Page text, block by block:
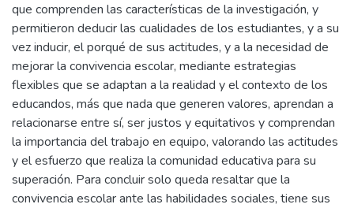
que comprenden las características de la investigación, y
permitieron deducir las cualidades de los estudiantes, y a su
vez inducir, el porqué de sus actitudes, y a la necesidad de
mejorar la convivencia escolar, mediante estrategias
flexibles que se adaptan a la realidad y el contexto de los
educandos, más que nada que generen valores, aprendan a
relacionarse entre sí, ser justos y equitativos y comprendan
la importancia del trabajo en equipo, valorando las actitudes
y el esfuerzo que realiza la comunidad educativa para su
superación. Para concluir solo queda resaltar que la
convivencia escolar ante las habilidades sociales, tiene sus